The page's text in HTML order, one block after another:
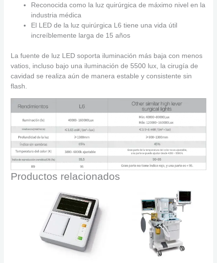
Reconocida como la luz quirúrgica de máximo nivel en la
industria médica
El LED de la luz quirúrgica L6 tiene una vida útil
increíblemente larga de 15 años
La fuente de luz LED soporta iluminación más baja con menos
vatios, incluso bajo una iluminación de 5500 lux, la cirugía de
cavidad se realiza aún de manera estable y consistente sin
flash.
Productos relacionados